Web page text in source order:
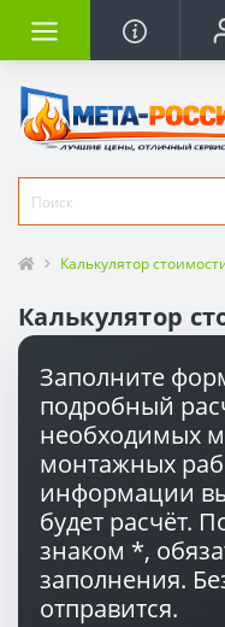
Калькулятор
Калькулятор
Заполните
подробный
необходимых
монтажных
информации
будет расчёт.
знаком *,
заполнения.
отправится.